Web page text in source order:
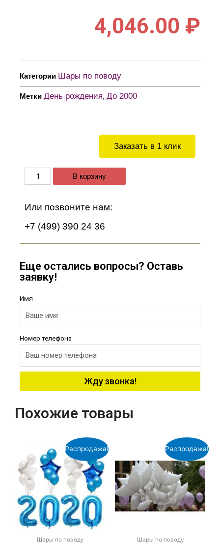
Заказать в 1 клик
В корзину
Или позвоните нам:
+7 (499) 390 24 36
Еще остались вопросы? Оставь
заявку!
Имя
Номер телефона
Жду звонка!
4,046.00 ₽
Категории Шары по поводу
Метки День рождения, До 2000
Похожие товары
Распродажа!
Шары по поводу
Распродажа!
Шары по поводу